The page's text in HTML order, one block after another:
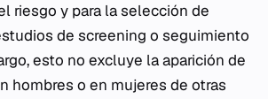
riesgo y para la selección de
de screening o seguimiento
esto no excluye la aparición de
hombres o en mujeres de otras